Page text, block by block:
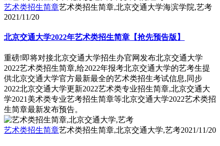
艺术类招生简章艺术类招生简章,北京交通大学海滨学院,艺考
2021/11/20
北京交通大学2022年艺术类招生简章【抢先预告版】
重磅!即将对接北京交通大学招生办官网发布北京交通大学
2022艺术类招生简章,给2022年报考北京交通大学的艺考生提
供北京交通大学官方最新最全的艺术类招生考试信息,同步
2022北京交通大学更新2022艺术类专业招生简章,北京交通大
学2021美术类专业艺考招生简章等北京交通大学2022艺术类招
生简章最新发布预告。
艺术类招生简章艺术类招生简章,北京交通大学,艺考2021/11/20